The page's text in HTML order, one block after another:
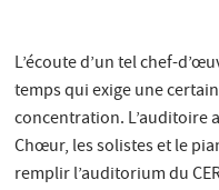
L’écoute d’un tel chef-
temps qui exige une
concentration. L’auditoire
Chœur, les solistes et le
remplir l’auditorium du